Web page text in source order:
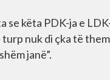
se këta PDK-ja e
turp nuk di çka të them
janë”.